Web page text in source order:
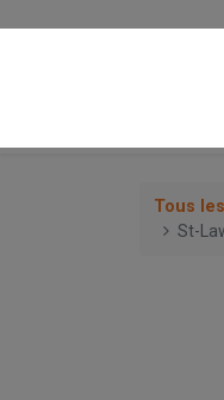
Tous
St-